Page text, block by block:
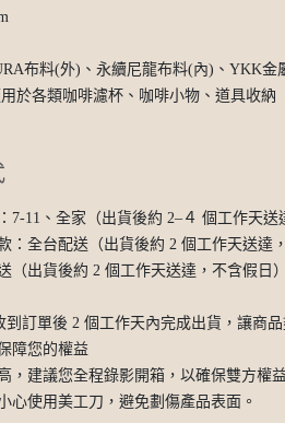
布料(外)、永續尼龍布料(內)、YKK金
於各類咖啡濾杯、咖啡小物、道具收納
7-11、全家（出貨後約 2–４ 個工作天送
：全台配送（出貨後約 2 個工作天送達
（出貨後約 2 個工作天送達，不含假日）
訂單後 2 個工作天內完成出貨，讓商品
障您的權益
，建議您全程錄影開箱，以確保雙方權益
心使用美工刀，避免劃傷產品表面。